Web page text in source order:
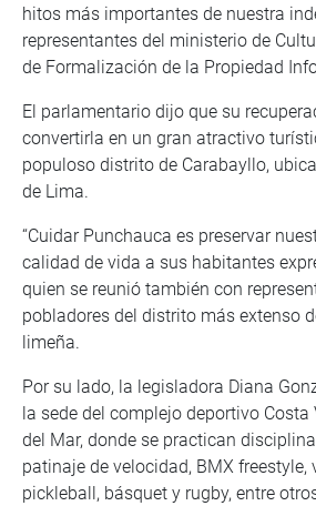
hitos más importantes de nuestra
representantes del ministerio de
de Formalización de la Propiedad
El parlamentario dijo que su
convertirla en un gran atractivo
populoso distrito de Carabayllo,
de Lima.
“Cuidar Punchauca es preservar
calidad de vida a sus habitantes
quien se reunió también con
pobladores del distrito más extenso
limeña.
Por su lado, la legisladora Diana
la sede del complejo deportivo
del Mar, donde se practican
patinaje de velocidad, BMX freestyle,
pickleball, básquet y rugby, entre